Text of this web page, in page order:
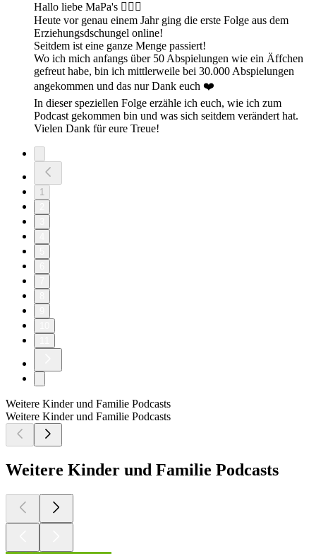
Hallo liebe MaPa's 🙋🏼‍♀️
Heute vor genau einem Jahr ging die erste Folge aus dem
Erziehungsdschungel online!
Seitdem ist eine ganze Menge passiert!
Wo ich mich anfangs über 50 Abspielungen wie ein Äffchen
gefreut habe, bin ich mittlerweile bei 30.000 Abspielungen
angekommen und das nur Dank euch ❤️
In dieser speziellen Folge erzähle ich euch, wie ich zum
Podcast gekommen bin und was sich seitdem verändert hat.
Vielen Dank für eure Treue!
1
Weitere Kinder und Familie Podcasts
Weitere Kinder und Familie Podcasts
Weitere Kinder und Familie Podcasts